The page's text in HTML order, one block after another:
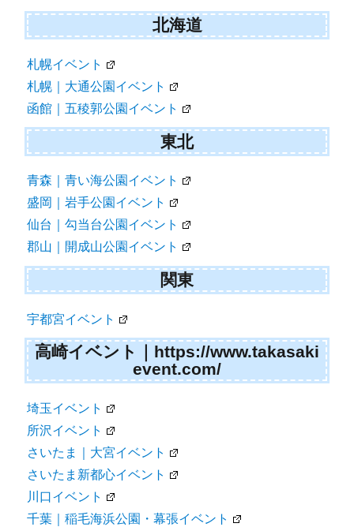
北海道
札幌イベント
札幌｜大通公園イベント
函館｜五稜郭公園イベント
東北
青森｜青い海公園イベント
盛岡｜岩手公園イベント
仙台｜勾当台公園イベント
郡山｜開成山公園イベント
関東
宇都宮イベント
高崎イベント｜https://www.takasaki
event.com/
埼玉イベント
所沢イベント
さいたま｜大宮イベント
さいたま新都心イベント
川口イベント
千葉｜稲毛海浜公園・幕張イベント